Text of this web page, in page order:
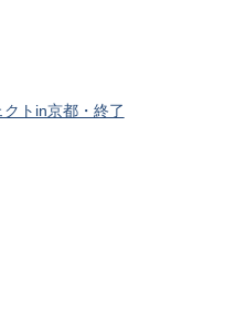
トin京都・終了